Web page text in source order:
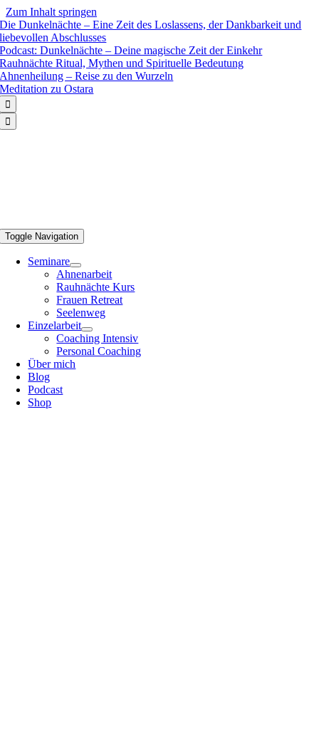
Zum Inhalt springen
Die Dunkelnächte – Eine Zeit des Loslassens, der Dankbarkeit und
liebevollen Abschlusses
Podcast: Dunkelnächte – Deine magische Zeit der Einkehr
Rauhnächte Ritual, Mythen und Spirituelle Bedeutung
Ahnenheilung – Reise zu den Wurzeln
Meditation zu Ostara


Toggle Navigation
Seminare
Ahnenarbeit
Rauhnächte Kurs
Frauen Retreat
Seelenweg
Einzelarbeit
Coaching Intensiv
Personal Coaching
Über mich
Blog
Podcast
Shop